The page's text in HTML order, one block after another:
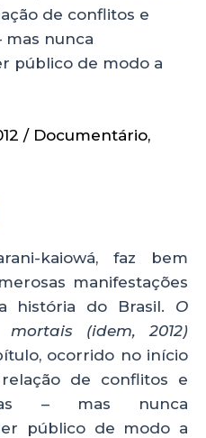
de conflitos e
mas nunca
público de modo a
/ Documentário,
re
kaiowá, faz bem
manifestações
história do Brasil. O
(idem, 2012)
ocorrido no início
de conflitos e
– mas nunca
público de modo a